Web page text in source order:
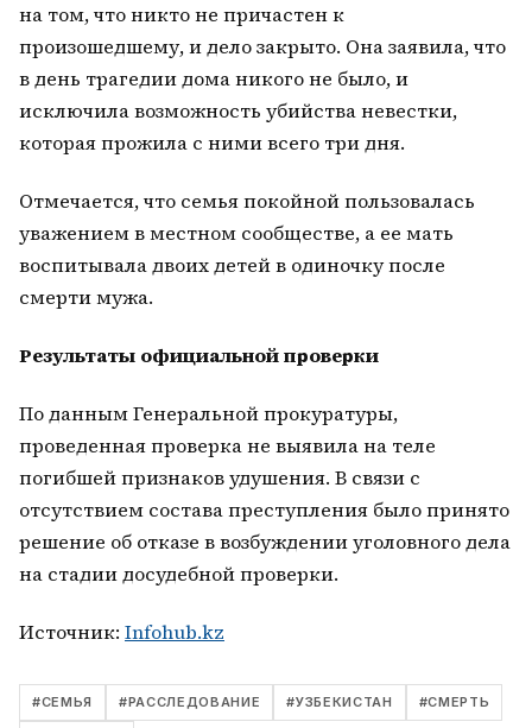
на том, что никто не причастен к
произошедшему, и дело закрыто. Она заявила, что
в день трагедии дома никого не было, и
исключила возможность убийства невестки,
которая прожила с ними всего три дня.
Отмечается, что семья покойной пользовалась
уважением в местном сообществе, а ее мать
воспитывала двоих детей в одиночку после
смерти мужа.
Результаты официальной проверки
По данным Генеральной прокуратуры,
проведенная проверка не выявила на теле
погибшей признаков удушения. В связи с
отсутствием состава преступления было принято
решение об отказе в возбуждении уголовного дела
на стадии досудебной проверки.
Источник: Infohub.kz
#СЕМЬЯ #РАССЛЕДОВАНИЕ #УЗБЕКИСТАН #СМЕРТЬ